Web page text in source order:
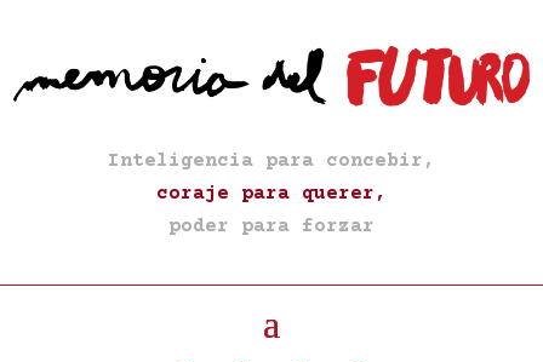
Inteligencia para concebir,
coraje para querer,
poder para forzar